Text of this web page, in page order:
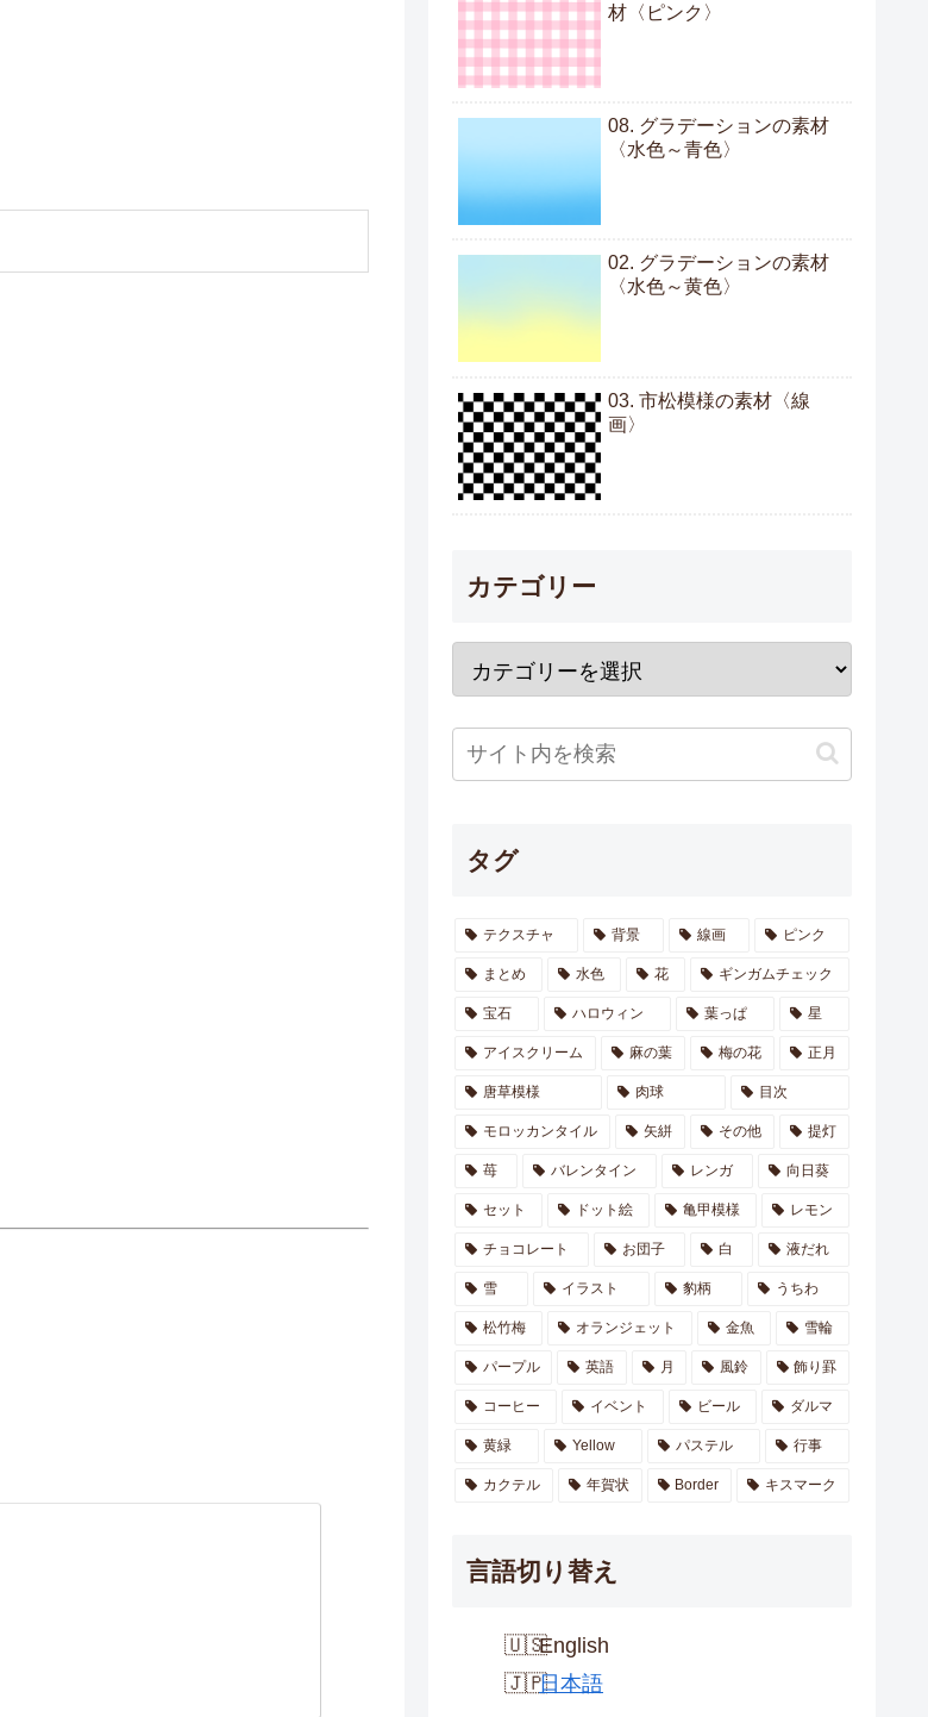
材〈ピンク〉
08. グラデーションの素材
〈水色～青色〉
02. グラデーションの素材
〈水色～黄色〉
03. 市松模様の素材〈線
画〉
カテゴリー
タグ
テクスチャ 背景 線画 ピンク
まとめ 水色 花 ギンガムチェック
宝石 ハロウィン 葉っぱ 星
アイスクリーム 麻の葉 梅の花 正月
唐草模様 肉球 目次
モロッカンタイル 矢絣 その他 提灯
苺 バレンタイン レンガ 向日葵
セット ドット絵 亀甲模様 レモン
チョコレート お団子 白 液だれ
雪 イラスト 豹柄 うちわ
松竹梅 オランジェット 金魚 雪輪
パープル 英語 月 風鈴 飾り罫
コーヒー イベント ビール ダルマ
黄緑 Yellow パステル 行事
カクテル 年賀状 Border キスマーク
言語切り替え
English
日本語